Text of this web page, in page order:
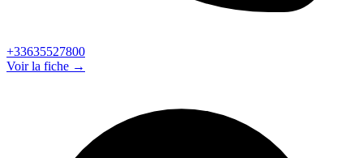
+33635527800
Voir la fiche →